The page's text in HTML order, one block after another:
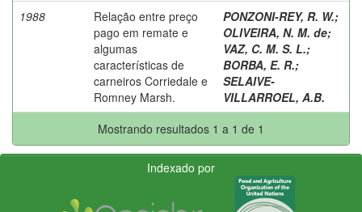
1988
Relação entre preço
pago em remate e
algumas
características de
carneiros Corriedale e
Romney Marsh.
PONZONI-REY, R. W.;
OLIVEIRA, N. M. de;
VAZ, C. M. S. L.;
BORBA, E. R.;
SELAIVE-
VILLARROEL, A.B.
Mostrando resultados 1 a 1 de 1
Indexado por